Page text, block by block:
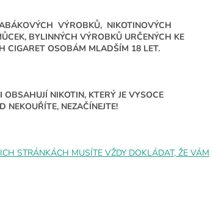
VÝROBKŮ, NIKOTINOVÝCH
BYLINNÝCH VÝROBKŮ URČENÝCH KE
CIGARET OSOBÁM MLADŠÍM 18 LET.
NIKOTIN, KTERÝ JE VYSOCE
NEKOUŘÍTE, NEZAČÍNEJTE!
STRÁNKÁCH MUSÍTE VŽDY DOKLÁDAT, ŽE VÁM